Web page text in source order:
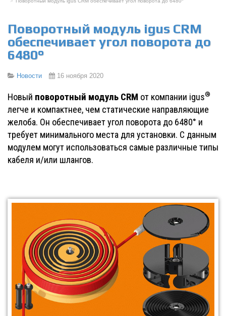
Поворотный модуль igus CRM
обеспечивает угол поворота до
6480°
Новости 16 ноября 2020
Новый поворотный модуль CRM от компании igus®
легче и компактнее, чем статические направляющие
желоба. Он обеспечивает угол поворота до 6480° и
требует минимального места для установки. С данным
модулем могут использоваться самые различные типы
кабеля и/или шлангов.